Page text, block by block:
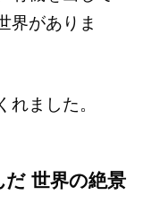
界がありま
れました。
世界の絶景